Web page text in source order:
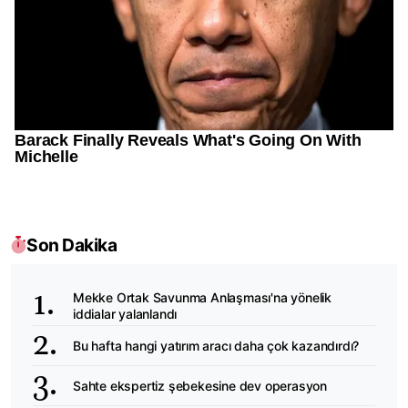
Son Dakika
Mekke Ortak Savunma Anlaşması'na yönelik
iddialar yalanlandı
Bu hafta hangi yatırım aracı daha çok kazandırdı?
Sahte ekspertiz şebekesine dev operasyon